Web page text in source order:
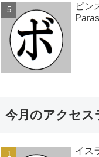
ビン
今月のアクセス
イス